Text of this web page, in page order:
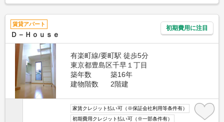
賃貸アパート
Ｄ－Ｈｏｕｓｅ
初期費用に注目
有楽町線/要町駅 徒歩5分
東京都豊島区千早１丁目
築年数
築16年
建物階数
2階建
家賃クレジット払い可（※保証会社利用等条件有）
初期費用クレジット払い可（※一部条件有）